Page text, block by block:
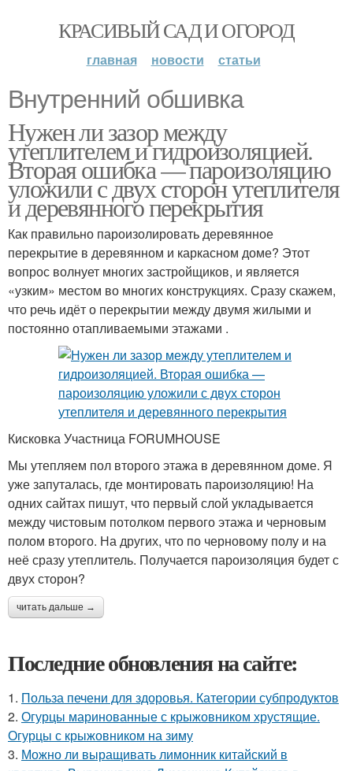
КРАСИВЫЙ САД И ОГОРОД
главная новости статьи
Внутренний обшивка
Нужен ли зазор между
утеплителем и гидроизоляцией.
Вторая ошибка — пароизоляцию
уложили с двух сторон утеплителя
и деревянного перекрытия
Как правильно пароизолировать деревянное
перекрытие в деревянном и каркасном доме? Этот
вопрос волнует многих застройщиков, и является
«узким» местом во многих конструкциях. Сразу скажем,
что речь идёт о перекрытии между двумя жилыми и
постоянно отапливаемыми этажами .
Кисковка Участница FORUMHOUSE
Мы утепляем пол второго этажа в деревянном доме. Я
уже запуталась, где монтировать пароизоляцию! На
одних сайтах пишут, что первый слой укладывается
между чистовым потолком первого этажа и черновым
полом второго. На других, что по черновому полу и на
неё сразу утеплитель. Получается пароизоляция будет с
двух сторон?
читать дальше →
Последние обновления на сайте:
1. Польза печени для здоровья. Категории субпродуктов
2. Огурцы маринованные с крыжовником хрустящие.
Огурцы с крыжовником на зиму
3. Можно ли выращивать лимонник китайский в